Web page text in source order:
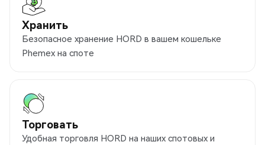
Хранить
Безопасное хранение HORD в вашем кошельке
Phemex на споте
Торговать
Удобная торговля HORD на наших спотовых и